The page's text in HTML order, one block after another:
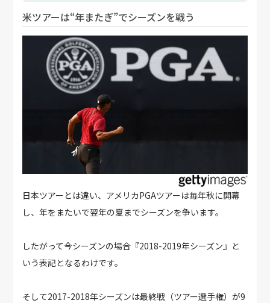
米ツアーは“年またぎ”でシーズンを戦う
日本ツアーとは違い、アメリカPGAツアーは毎年秋に開幕
し、年をまたいで翌年の夏までシーズンを争います。
したがって今シーズンの場合『2018-2019年シーズン』と
いう表記となるわけです。
そして2017-2018年シーズンは最終戦（ツアー選手権）が9